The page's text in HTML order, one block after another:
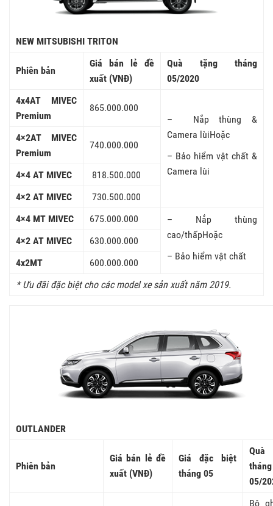
NEW MITSUBISHI TRITON
Phiên bản
Giá bán lẻ đề
xuất (VNĐ)
Quà tặng tháng
05/2020
4x4AT MIVEC
Premium
865.000.000
– Nắp thùng &
Camera lùiHoặc
– Bảo hiểm vật chất &
Camera lùi
4×2AT MIVEC
Premium
740.000.000
4×4 AT MIVEC
818.500.000
4×2 AT MIVEC
730.500.000
4×4 MT MIVEC
675.000.000
– Nắp thùng
cao/thấpHoặc
– Bảo hiểm vật chất
4×2 AT MIVEC
630.000.000
4x2MT
600.000.000
* Ưu đãi đặc biệt cho các model xe sản xuất năm 2019.
OUTLANDER
Phiên bản
Giá bán lẻ đề
xuất (VNĐ)
Giá đặc biệt
tháng 05
Quà
tháng
05/
Bộ